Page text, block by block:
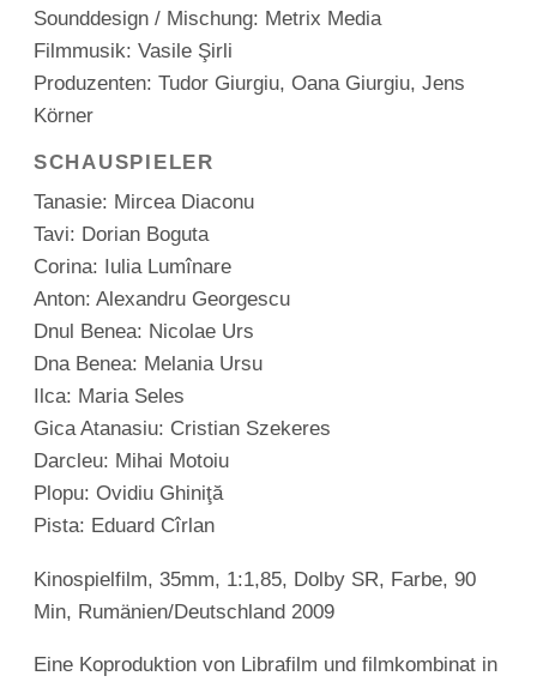
Sounddesign / Mischung: Metrix Media
Filmmusik: Vasile Şirli
Produzenten: Tudor Giurgiu, Oana Giurgiu, Jens
Körner
SCHAUSPIELER
Tanasie: Mircea Diaconu
Tavi: Dorian Boguta
Corina: Iulia Lumînare
Anton: Alexandru Georgescu
Dnul Benea: Nicolae Urs
Dna Benea: Melania Ursu
Ilca: Maria Seles
Gica Atanasiu: Cristian Szekeres
Darcleu: Mihai Motoiu
Plopu: Ovidiu Ghiniţă
Pista: Eduard Cîrlan
Kinospielfilm, 35mm, 1:1,85, Dolby SR, Farbe, 90
Min, Rumänien/Deutschland 2009
Eine Koproduktion von Librafilm und filmkombinat in